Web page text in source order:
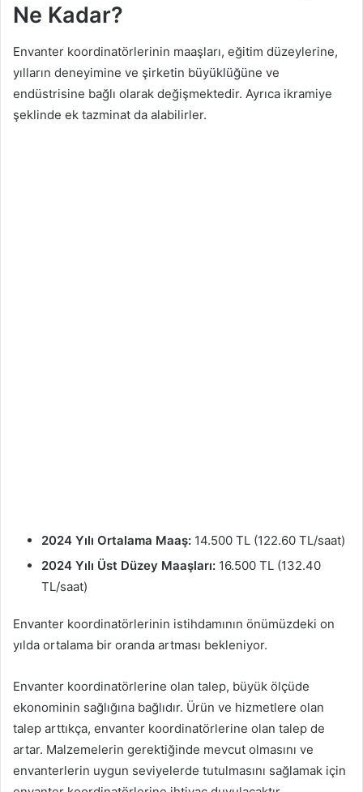
Ne Kadar?
Envanter koordinatörlerinin maaşları, eğitim düzeylerine,
yılların deneyimine ve şirketin büyüklüğüne ve
endüstrisine bağlı olarak değişmektedir. Ayrıca ikramiye
şeklinde ek tazminat da alabilirler.
2024 Yılı Ortalama Maaş: 14.500 TL (122.60 TL/saat)
2024 Yılı Üst Düzey Maaşları: 16.500 TL (132.40
TL/saat)
Envanter koordinatörlerinin istihdamının önümüzdeki on
yılda ortalama bir oranda artması bekleniyor.
Envanter koordinatörlerine olan talep, büyük ölçüde
ekonominin sağlığına bağlıdır. Ürün ve hizmetlere olan
talep arttıkça, envanter koordinatörlerine olan talep de
artar. Malzemelerin gerektiğinde mevcut olmasını ve
envanterlerin uygun seviyelerde tutulmasını sağlamak için